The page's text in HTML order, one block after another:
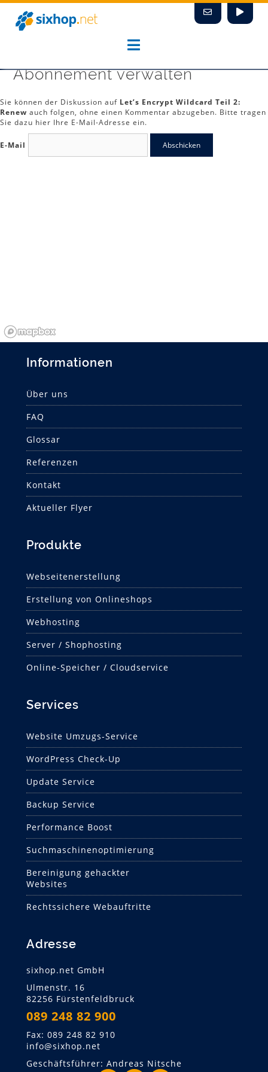
Zum
Inhalt
springen
Abonnement verwalten
Sie können der Diskussion auf Let’s Encrypt Wildcard Teil 2:
Renew auch folgen, ohne einen Kommentar abzugeben. Bitte tragen
Sie dazu hier Ihre E-Mail-Adresse ein.
E-Mail
Informationen
Über uns
FAQ
Glossar
Referenzen
Kontakt
Aktueller Flyer
Produkte
Webseitenerstellung
Erstellung von Onlineshops
Webhosting
Server / Shophosting
Online-Speicher / Cloudservice
Services
Website Umzugs-Service
WordPress Check-Up
Update Service
Backup Service
Performance Boost
Suchmaschinen­optimierung
Bereinigung gehackter
Websites
Rechtssichere Webauftritte
Adresse
sixhop.net GmbH
Ulmenstr. 16
82256 Fürstenfeldbruck
089 248 82 900
Fax: 089 248 82 910
info@sixhop.net
Geschäftsführer: Andreas Nitsche